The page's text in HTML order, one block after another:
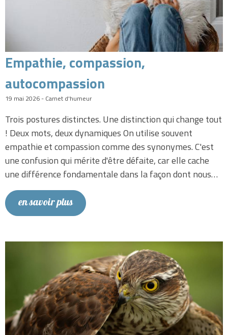
Empathie, compassion,
autocompassion
19 mai 2026 - Carnet d'humeur
Trois postures distinctes. Une distinction qui change tout
! Deux mots, deux dynamiques On utilise souvent
empathie et compassion comme des synonymes. C'est
une confusion qui mérite d'être défaite, car elle cache
une différence fondamentale dans la façon dont nous…
en savoir plus